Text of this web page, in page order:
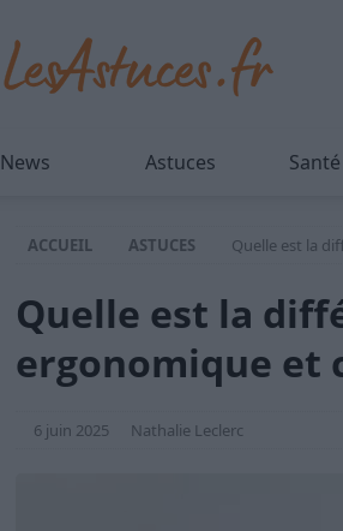
News Astuces Santé
ACCUEIL ASTUCES Quelle est la
Quelle est la
ergonomique et
6 juin 2025 Nathalie Leclerc